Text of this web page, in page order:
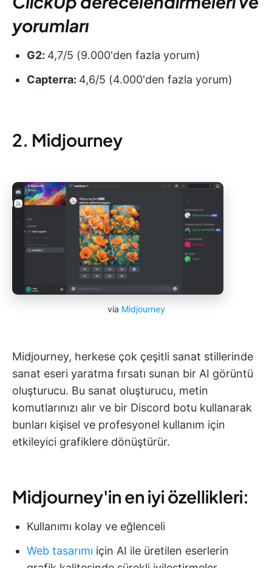
yorumları
G2: 4,7/5 (9.000'den fazla yorum)
Capterra: 4,6/5 (4.000'den fazla yorum)
2. Midjourney
via Midjourney
Midjourney, herkese çok çeşitli sanat stillerinde
sanat eseri yaratma fırsatı sunan bir AI görüntü
oluşturucu. Bu sanat oluşturucu, metin
komutlarınızı alır ve bir Discord botu kullanarak
bunları kişisel ve profesyonel kullanım için
etkileyici grafiklere dönüştürür.
Midjourney'in en iyi özellikleri:
Kullanımı kolay ve eğlenceli
Web tasarımı için AI ile üretilen eserlerin